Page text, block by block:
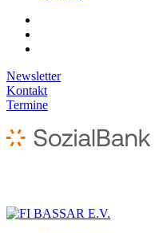
Newsletter
Kontakt
Termine